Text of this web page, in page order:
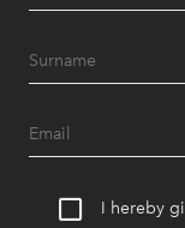
I hereby